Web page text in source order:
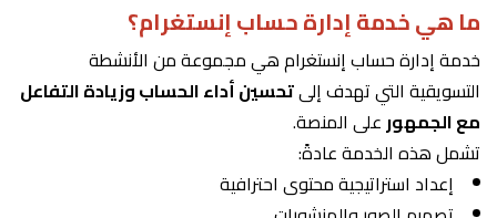
ما هي خدمة إدارة حساب إنستغرام؟
خدمة إدارة حساب إنستغرام هي مجموعة من الأنشطة
التسويقية التي تهدف إلىتحسين أداء الحساب وزيادة التفاعل
مع الجمهورعلى المنصة.
تشمل هذه الخدمة عادةً:
إعداد استراتيجية محتوى احترافية